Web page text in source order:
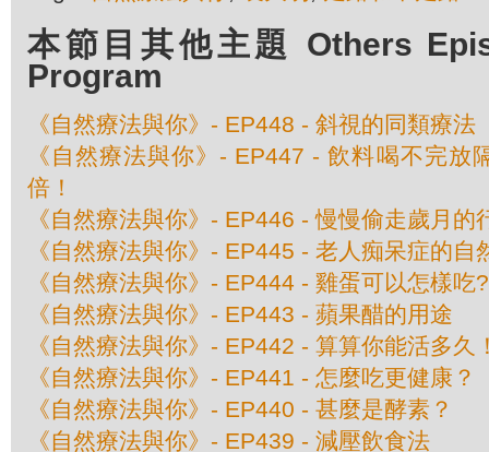
本節目其他主題 Others
Program
《自然療法與你》- EP448 - 斜視的同類療法
《自然療法與你》- EP447 - 飲料喝不完放
倍！
《自然療法與你》- EP446 - 慢慢偷走歲月的
《自然療法與你》- EP445 - 老人痴呆症的自
《自然療法與你》- EP444 - 雞蛋可以怎樣吃?
《自然療法與你》- EP443 - 蘋果醋的用途
《自然療法與你》- EP442 - 算算你能活多久
《自然療法與你》- EP441 - 怎麼吃更健康？
《自然療法與你》- EP440 - 甚麼是酵素？
《自然療法與你》- EP439 - 減壓飲食法